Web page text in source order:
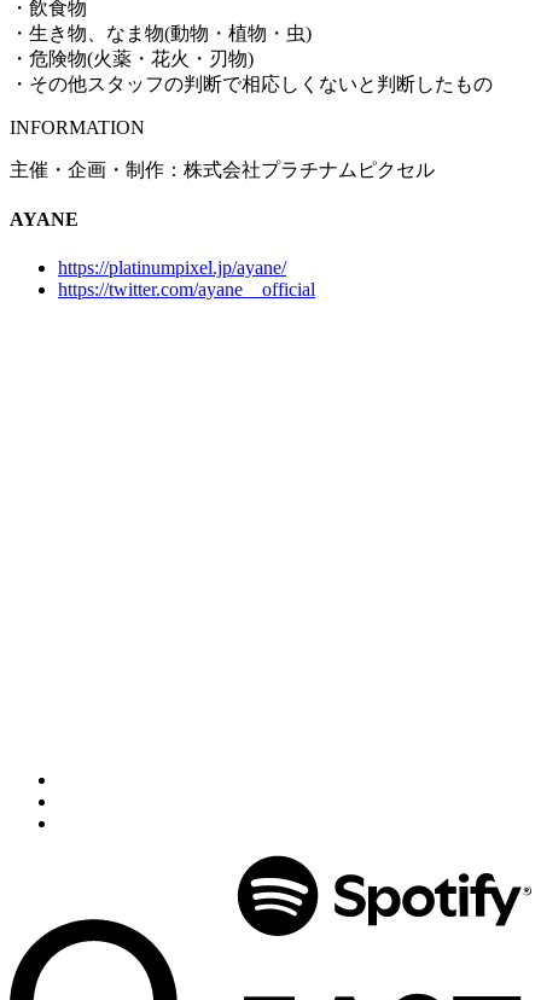
・飲食物
・生き物、なま物(動物・植物・虫)
・危険物(火薬・花火・刃物)
・その他スタッフの判断で相応しくないと判断したもの
INFORMATION
主催・企画・制作：株式会社プラチナムピクセル
AYANE
https://platinumpixel.jp/ayane/
https://twitter.com/ayane__official